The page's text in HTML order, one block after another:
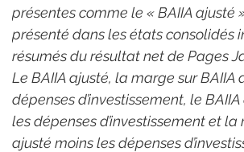
présentes comme le « BAIIA ajusté
présenté dans les états consolidés
résumés du résultat net de Pages
Le BAIIA ajusté, la marge sur BAIIA
dépenses d’investissement, le
les dépenses d’investissement et la
ajusté moins les dépenses